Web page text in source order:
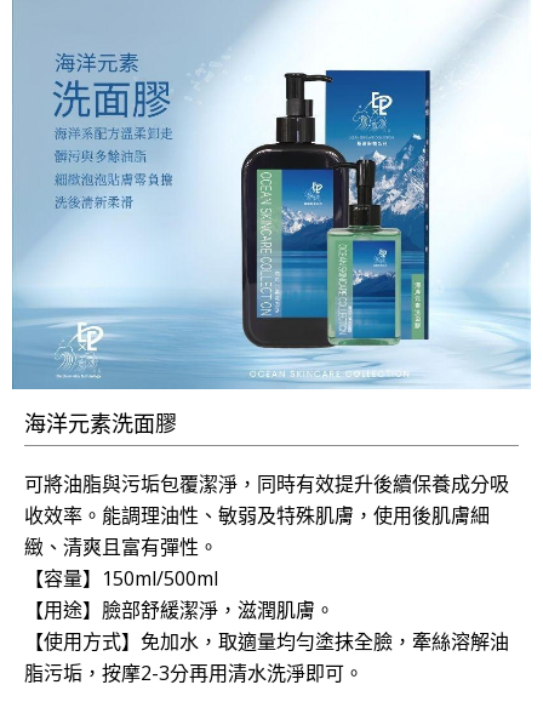
海洋元素洗面膠
可將油脂與污垢包覆潔淨，同時有效提升後續保養成分吸
收效率。能調理油性、敏弱及特殊肌膚，使用後肌膚細
緻、清爽且富有彈性。
【容量】150ml/500ml
【用途】臉部舒緩潔淨，滋潤肌膚。
【使用方式】免加水，取適量均勻塗抹全臉，牽絲溶解油
脂污垢，按摩2-3分再用清水洗淨即可。